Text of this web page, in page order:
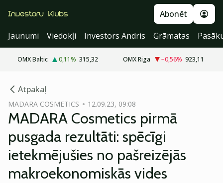
Abonēt
Jaunumi
Viedokļi Investors Andris Grāmatas
OMX Baltic 0,11% 315,32 OMX Riga −0,56% 923,11
Atpakaļ
MADARA COSMETICS 12.09.23, 09:08
MADARA Cosmetics pirmā
pusgada rezultāti: spēcīgi
ietekmējušies no pašreizējās
makroekonomiskās vides